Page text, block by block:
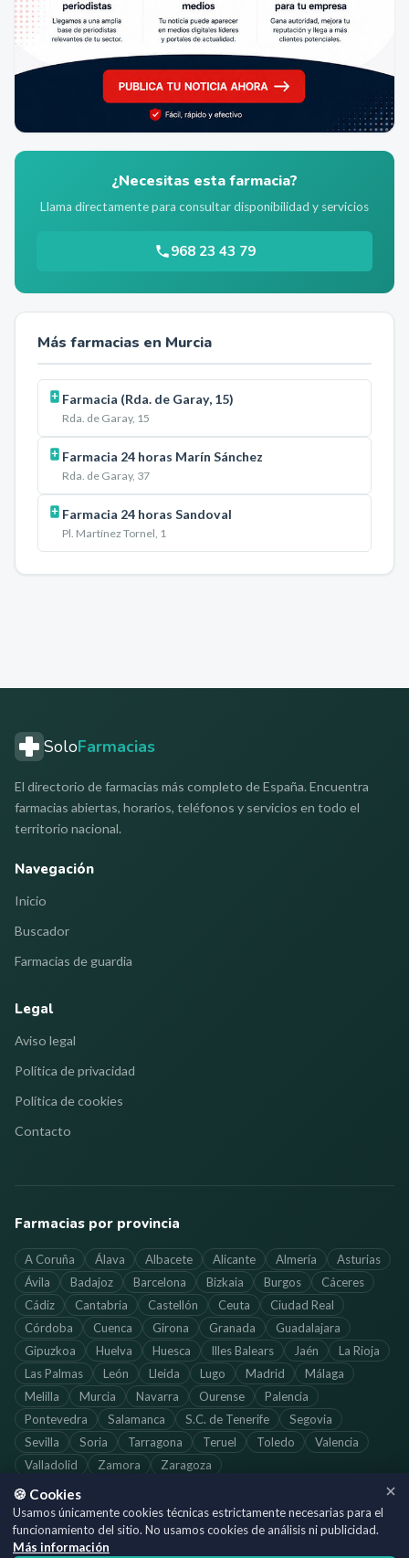
¿Necesitas esta farmacia?
Llama directamente para consultar disponibilidad y servicios
968 23 43 79
Más farmacias en Murcia
Farmacia (Rda. de Garay, 15)
Rda. de Garay, 15
Farmacia 24 horas Marín Sánchez
Rda. de Garay, 37
Farmacia 24 horas Sandoval
Pl. Martínez Tornel, 1
SoloFarmacias
El directorio de farmacias más completo de España. Encuentra
farmacias abiertas, horarios, teléfonos y servicios en todo el
territorio nacional.
Navegación
Inicio
Buscador
Farmacias de guardia
Legal
Aviso legal
Política de privacidad
Política de cookies
Contacto
Farmacias por provincia
A Coruña Álava Albacete Alicante Almería
Asturias
Ávila
Badajoz Barcelona Bizkaia Burgos
Cáceres
Cádiz
Cantabria Castellón Ceuta
Ciudad Real
Córdoba
Cuenca Girona Granada
Guadalajara
Gipuzkoa
Huelva Huesca Illes Balears Jaén
La Rioja
Las Palmas
León Lleida Lugo Madrid
Málaga
Melilla
Murcia Navarra Ourense
Palencia
Pontevedra
Salamanca S.C. de Tenerife
Segovia
Sevilla
Soria Tarragona Teruel Toledo
Valencia
Valladolid
Zamora Zaragoza
©2026SoloFarmacias.es — Todos los derechos reservados
Información actualizada. Verifica los horarios directamente con cada
🍪 Cookies
Usamos únicamente cookies técnicas estrictamente necesarias para el
funcionamiento del sitio. No usamos cookies de análisis ni publicidad.
Más información